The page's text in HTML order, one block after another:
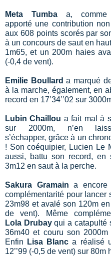
Meta Tumba a, comme
apporté une contribution
aux 608 points scorés par
à un concours de saut en
1m65, et un 200m haies
(-0,4 de vent).
Emilie Boullard a marqué
à la marche, également, en
record en 17’34’’02 sur
Lubin Chaillou a fait mal à
sur 2000m, n’en
s’échapper, grâce à un
! Son coéquipier, Lucien Le
aussi, battu son record, en
3m12 en saut à la perche.
Sakura Gramain a
complémentarité pour lancer
23m98 et avalé son 120m en
de vent). Même
Lola Drubayqui a catapulté
36m40 et couru son 2000m
Enfin Lisa Blanc a réalisé
12’’99 (-0,5 de vent) sur 80m